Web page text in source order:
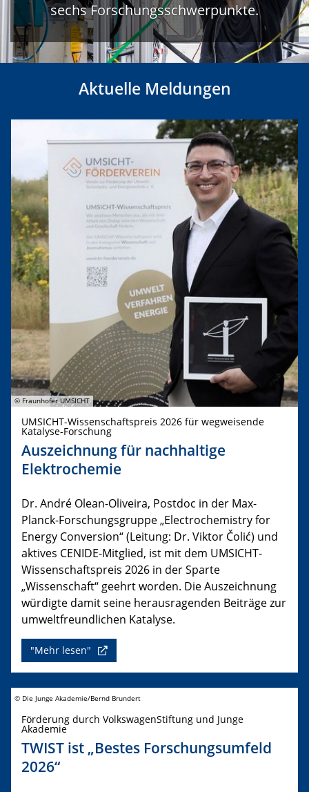
sechs Forschungsschwerpunkte.
Aktuelle Meldungen
© Fraunhofer UMSICHT
UMSICHT-Wissenschaftspreis 2026 für wegweisende
Katalyse-Forschung
Auszeichnung für nachhaltige
Elektrochemie
Dr. André Olean-Oliveira, Postdoc in der Max-
Planck-Forschungsgruppe „Electrochemistry for
Energy Conversion“ (Leitung: Dr. Viktor Čolić) und
aktives CENIDE-Mitglied, ist mit dem UMSICHT-
Wissenschaftspreis 2026 in der Sparte
„Wissenschaft“ geehrt worden. Die Auszeichnung
würdigte damit seine herausragenden Beiträge zur
umweltfreundlichen Katalyse.
"Mehr lesen"
© Die Junge Akademie/Bernd Brundert
Förderung durch VolkswagenStiftung und Junge
Akademie
TWIST ist „Bestes Forschungsumfeld
2026“